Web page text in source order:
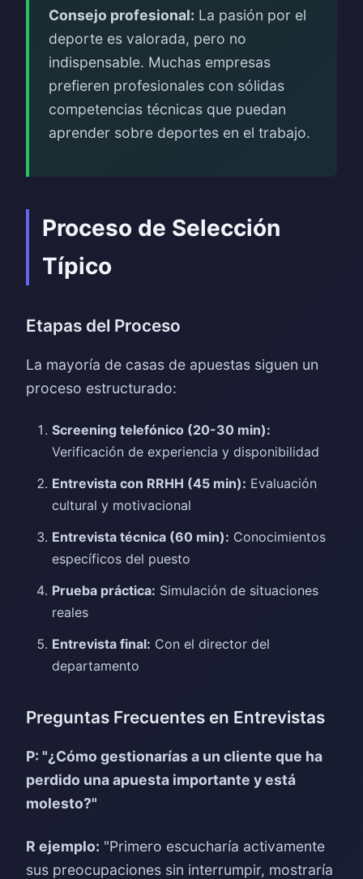
Consejo profesional: La pasión por el
deporte es valorada, pero no
indispensable. Muchas empresas
prefieren profesionales con sólidas
competencias técnicas que puedan
aprender sobre deportes en el trabajo.
Proceso de Selección
Típico
Etapas del Proceso
La mayoría de casas de apuestas siguen un
proceso estructurado:
Screening telefónico (20-30 min):
Verificación de experiencia y disponibilidad
Entrevista con RRHH (45 min): Evaluación
cultural y motivacional
Entrevista técnica (60 min): Conocimientos
específicos del puesto
Prueba práctica: Simulación de situaciones
reales
Entrevista final: Con el director del
departamento
Preguntas Frecuentes en Entrevistas
P: "¿Cómo gestionarías a un cliente que ha
perdido una apuesta importante y está
molesto?"
R ejemplo: "Primero escucharía activamente
sus preocupaciones sin interrumpir, mostraría